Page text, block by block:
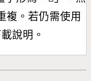
複。若仍需使用
說明。